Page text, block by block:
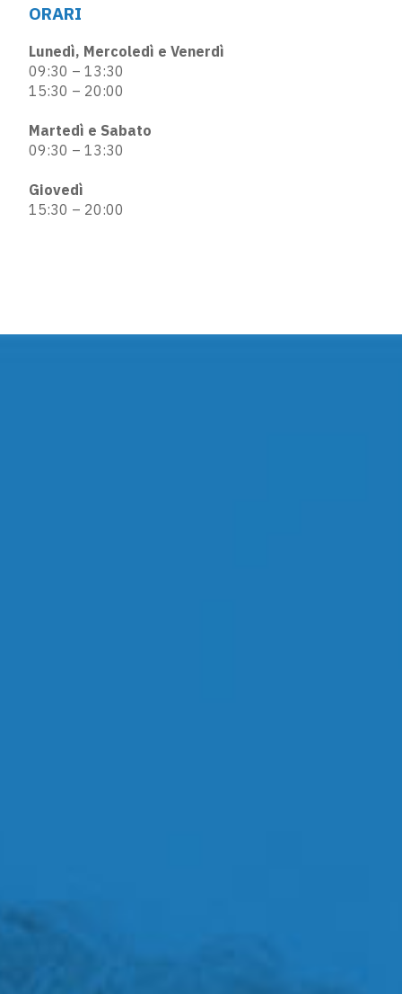
ORARI
Lunedì, Mercoledì e Venerdì
09:30 – 13:30
15:30 – 20:00
Martedì e Sabato
09:30 – 13:30
Giovedì
15:30 – 20:00